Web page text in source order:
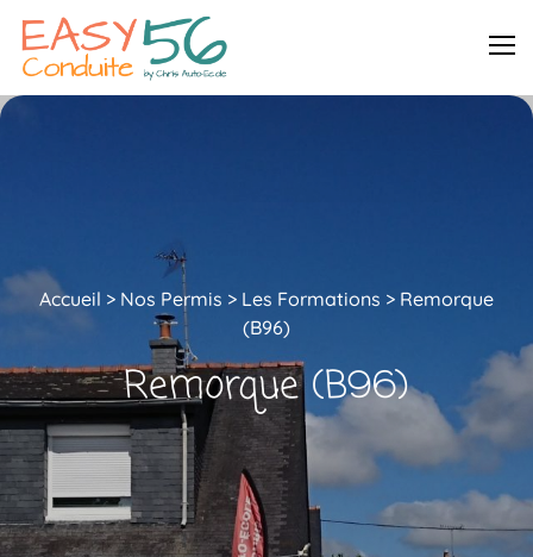
Accueil > Nos Permis > Les Formations > Remorque
(B96)
Remorque (B96)